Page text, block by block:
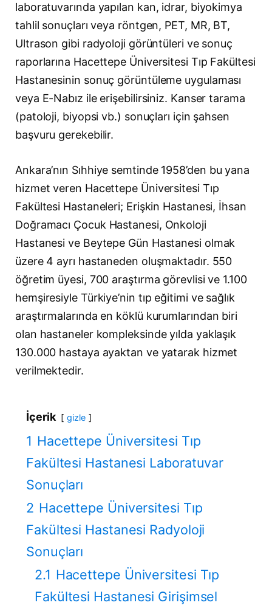
laboratuvarında yapılan kan, idrar, biyokimya
tahlil sonuçları veya röntgen, PET, MR, BT,
Ultrason gibi radyoloji görüntüleri ve sonuç
raporlarına Hacettepe Üniversitesi Tıp Fakültesi
Hastanesinin sonuç görüntüleme uygulaması
veya E-Nabız ile erişebilirsiniz. Kanser tarama
(patoloji, biyopsi vb.) sonuçları için şahsen
başvuru gerekebilir.
Ankara’nın Sıhhiye semtinde 1958’den bu yana
hizmet veren Hacettepe Üniversitesi Tıp
Fakültesi Hastaneleri; Erişkin Hastanesi, İhsan
Doğramacı Çocuk Hastanesi, Onkoloji
Hastanesi ve Beytepe Gün Hastanesi olmak
üzere 4 ayrı hastaneden oluşmaktadır. 550
öğretim üyesi, 700 araştırma görevlisi ve 1.100
hemşiresiyle Türkiye’nin tıp eğitimi ve sağlık
araştırmalarında en köklü kurumlarından biri
olan hastaneler kompleksinde yılda yaklaşık
130.000 hastaya ayaktan ve yatarak hizmet
verilmektedir.
İçerik gizle
1 Hacettepe Üniversitesi Tıp
Fakültesi Hastanesi Laboratuvar
Sonuçları
2 Hacettepe Üniversitesi Tıp
Fakültesi Hastanesi Radyoloji
Sonuçları
2.1 Hacettepe Üniversitesi Tıp
Fakültesi Hastanesi Girişimsel